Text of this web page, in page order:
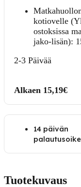
kotiovelle
ostoksissa
jako-lisän):
2-3 Päivää
Alkaen 15,19€
14 päivän
Tuotekuvaus